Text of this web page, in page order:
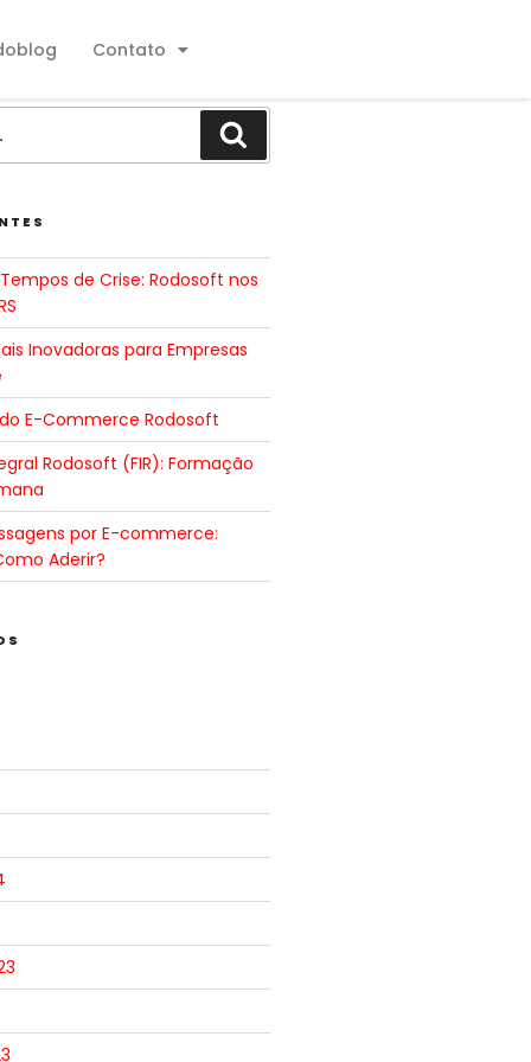
Contato
de Crise: Rodosoft nos
Inovadoras para Empresas
E-Commerce Rodosoft
Rodosoft (FIR): Formação
por E-commerce:
Aderir?